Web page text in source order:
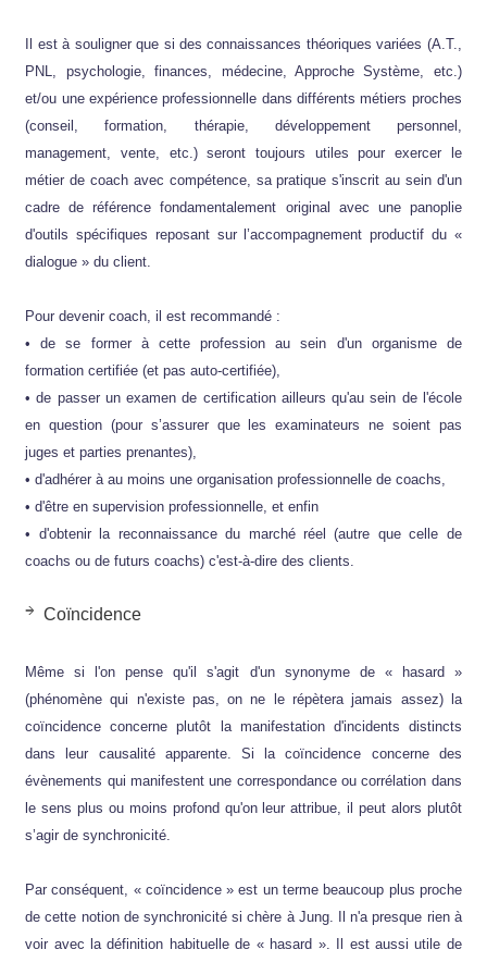
Il est à souligner que si des connaissances théoriques variées (A.T.,
PNL, psychologie, finances, médecine, Approche Système, etc.)
et/ou une expérience professionnelle dans différents métiers proches
(conseil, formation, thérapie, développement personnel,
management, vente, etc.) seront toujours utiles pour exercer le
métier de coach avec compétence, sa pratique s'inscrit au sein d'un
cadre de référence fondamentalement original avec une panoplie
d'outils spécifiques reposant sur l’accompagnement productif du «
dialogue » du client.
Pour devenir coach, il est recommandé :
• de se former à cette profession au sein d'un organisme de
formation certifiée (et pas auto-certifiée),
• de passer un examen de certification ailleurs qu'au sein de l'école
en question (pour s’assurer que les examinateurs ne soient pas
juges et parties prenantes),
• d'adhérer à au moins une organisation professionnelle de coachs,
• d'être en supervision professionnelle, et enfin
• d'obtenir la reconnaissance du marché réel (autre que celle de
coachs ou de futurs coachs) c'est-à-dire des clients.
Coïncidence
Même si l'on pense qu'il s'agit d'un synonyme de « hasard »
(phénomène qui n'existe pas, on ne le répètera jamais assez) la
coïncidence concerne plutôt la manifestation d'incidents distincts
dans leur causalité apparente. Si la coïncidence concerne des
évènements qui manifestent une correspondance ou corrélation dans
le sens plus ou moins profond qu'on leur attribue, il peut alors plutôt
s’agir de synchronicité.
Par conséquent, « coïncidence » est un terme beaucoup plus proche
de cette notion de synchronicité si chère à Jung. Il n'a presque rien à
voir avec la définition habituelle de « hasard ». Il est aussi utile de